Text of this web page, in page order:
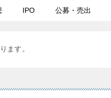
IPO 公募・売出
ます。